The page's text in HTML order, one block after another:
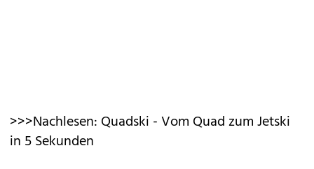
>>>Nachlesen: Quadski - Vom Quad zum Jetski
in 5 Sekunden